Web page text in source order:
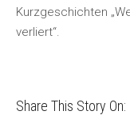
Kurzgeschichten
verliert“.
Share This Story On: